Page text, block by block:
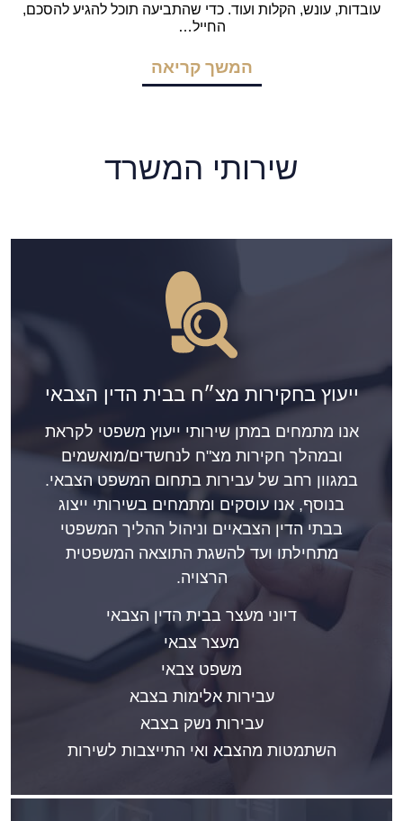
עובדות, עונש, הקלות ועוד. כדי שהתביעה תוכל להגיע להסכם,
החייל…
המשך קריאה
שירותי המשרד
ייעוץ בחקירות מצ״ח בבית הדין הצבאי
אנו מתמחים במתן שירותי ייעוץ משפטי לקראת
ובמהלך חקירות מצ"ח לנחשדים/מואשמים
במגוון רחב של עבירות בתחום המשפט הצבאי.
בנוסף, אנו עוסקים ומתמחים בשירותי ייצוג
בבתי הדין הצבאיים וניהול ההליך המשפטי
מתחילתו ועד להשגת התוצאה המשפטית
הרצויה.
דיוני מעצר בבית הדין הצבאי
מעצר צבאי
משפט צבאי
עבירות אלימות בצבא
עבירות נשק בצבא
השתמטות מהצבא ואי התייצבות לשירות